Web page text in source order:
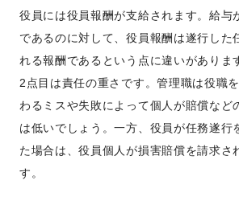
役員には役員報酬が支給されます。給与
であるのに対して、役員報酬は遂行した
れる報酬であるという点に違いがありま
2点目は責任の重さです。管理職は役職
わるミスや失敗によって個人が賠償など
は低いでしょう。一方、役員が任務遂行
た場合は、役員個人が損害賠償を請求さ
す。